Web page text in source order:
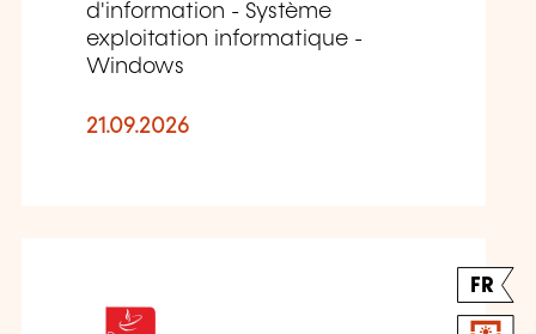
d'information - Système
exploitation informatique -
Windows
21.09.2026
FR